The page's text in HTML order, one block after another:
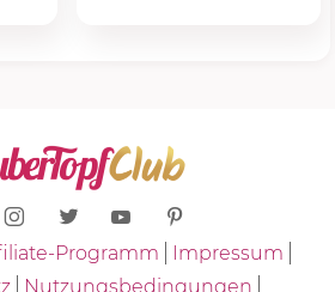
Programm
Impressum
Nutzungsbedingungen